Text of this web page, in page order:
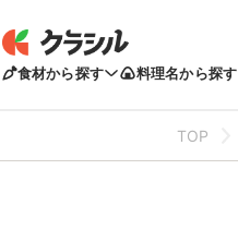
食材から探す 料理名から探す
TOP